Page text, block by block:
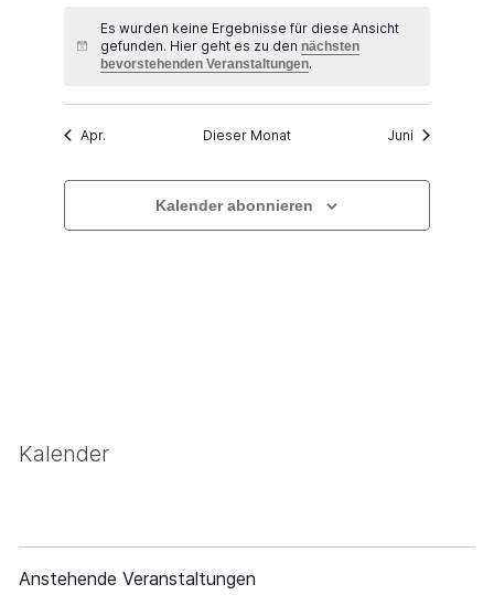
Hinweis
Es wurden keine Ergebnisse für diese Ansicht
gefunden. Hier geht es zu dennächsten
bevorstehenden Veranstaltungen.
Apr. Dieser Monat Juni
Kalender abonnieren
Kalender
Anstehende Veranstaltungen